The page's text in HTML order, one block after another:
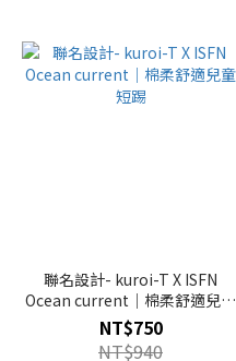
聯名設計- kuroi-T X ISFN
Ocean current｜棉柔舒適兒童
短踢
NT$750
NT$940